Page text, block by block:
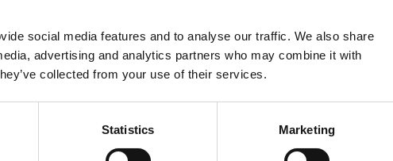
social media features and to analyse our traffic. We also share
advertising and analytics partners who may combine it with
collected from your use of their services.
Statistics Marketing